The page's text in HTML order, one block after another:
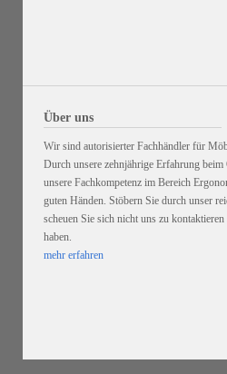
Über uns
Wir sind autorisierter Fachhändler für
Durch unsere zehnjährige Erfahrung
unsere Fachkompetenz im Bereich
guten Händen. Stöbern Sie durch unser
scheuen Sie sich nicht uns zu
haben.
mehr erfahren